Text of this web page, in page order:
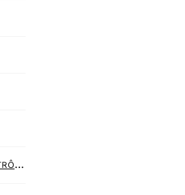
A
CCESSOIRES BANCS DE FREINAGE – CHAÎNES DE CONTRÔLES